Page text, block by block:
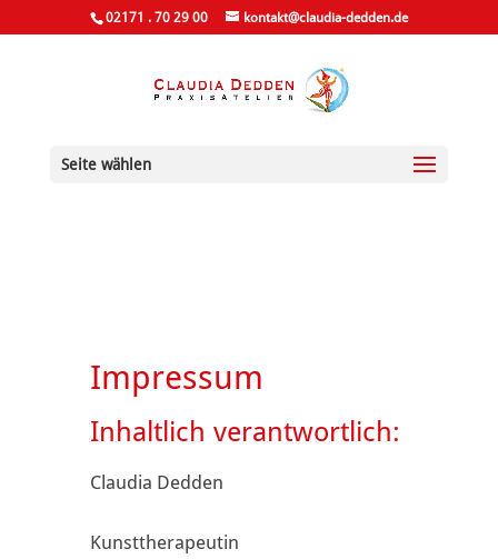
02171 . 70 29 00 kontakt@claudia-dedden.de
Seite wählen
Impressum
Inhaltlich verantwortlich:
Claudia Dedden
Kunsttherapeutin